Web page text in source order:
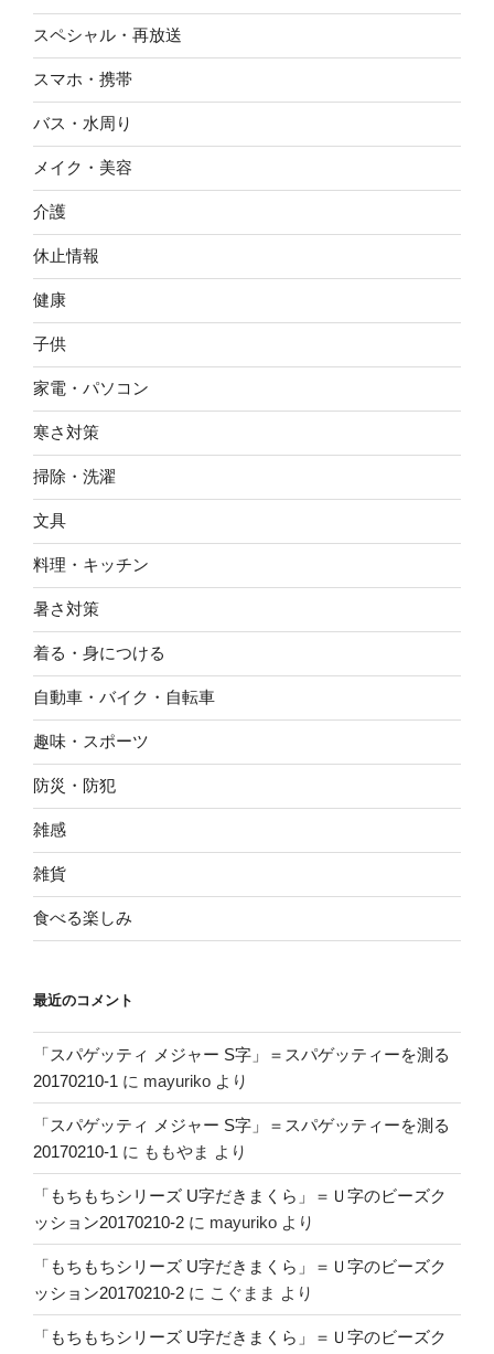
スペシャル・再放送
スマホ・携帯
バス・水周り
メイク・美容
介護
休止情報
健康
子供
家電・パソコン
寒さ対策
掃除・洗濯
文具
料理・キッチン
暑さ対策
着る・身につける
自動車・バイク・自転車
趣味・スポーツ
防災・防犯
雑感
雑貨
食べる楽しみ
最近のコメント
「スパゲッティ メジャー S字」＝スパゲッティーを測る
20170210-1 に mayuriko より
「スパゲッティ メジャー S字」＝スパゲッティーを測る
20170210-1 に ももやま より
「もちもちシリーズ U字だきまくら」＝Ｕ字のビーズク
ッション20170210-2 に mayuriko より
「もちもちシリーズ U字だきまくら」＝Ｕ字のビーズク
ッション20170210-2 に こぐまま より
「もちもちシリーズ U字だきまくら」＝Ｕ字のビーズク